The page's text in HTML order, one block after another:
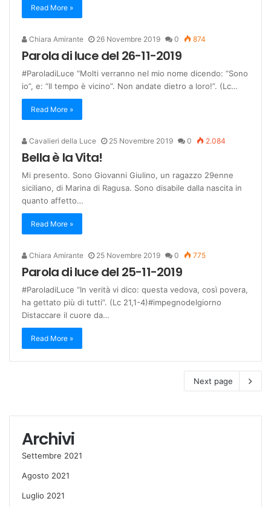
Read More »
Chiara Amirante 26 Novembre 2019 0 874
Parola di luce del 26-11-2019
#ParoladiLuce “Molti verranno nel mio nome dicendo: “Sono
io”, e: “Il tempo è vicino”. Non andate dietro a loro!”. (Lc…
Read More »
Cavalieri della Luce 25 Novembre 2019 0 2.084
Bella è la Vita!
Mi presento. Sono Giovanni Giulino, un ragazzo 29enne
siciliano, di Marina di Ragusa. Sono disabile dalla nascita in
quanto affetto…
Read More »
Chiara Amirante 25 Novembre 2019 0 775
Parola di luce del 25-11-2019
#ParoladiLuce “In verità vi dico: questa vedova, così povera,
ha gettato più di tutti”. (Lc 21,1-4)#impegnodelgiorno
Distaccare il cuore da…
Read More »
Next page
Archivi
Settembre 2021
Agosto 2021
Luglio 2021